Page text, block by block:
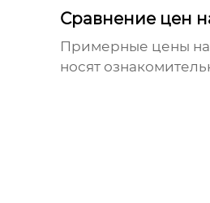
Сравнение цен
Примерные цены на
носят